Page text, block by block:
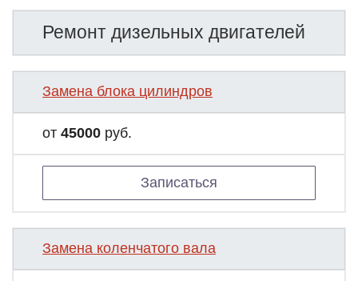
Ремонт дизельных двигателей
Замена блока цилиндров
от 45000 руб.
Записаться
Замена коленчатого вала